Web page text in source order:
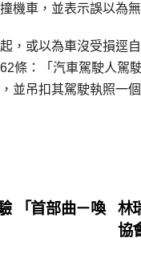
機車，並表示誤以為
，或以為車沒受損逕
條：「汽車駕駛人駕
並吊扣其駕駛執照一
林
協
「首部曲－喚